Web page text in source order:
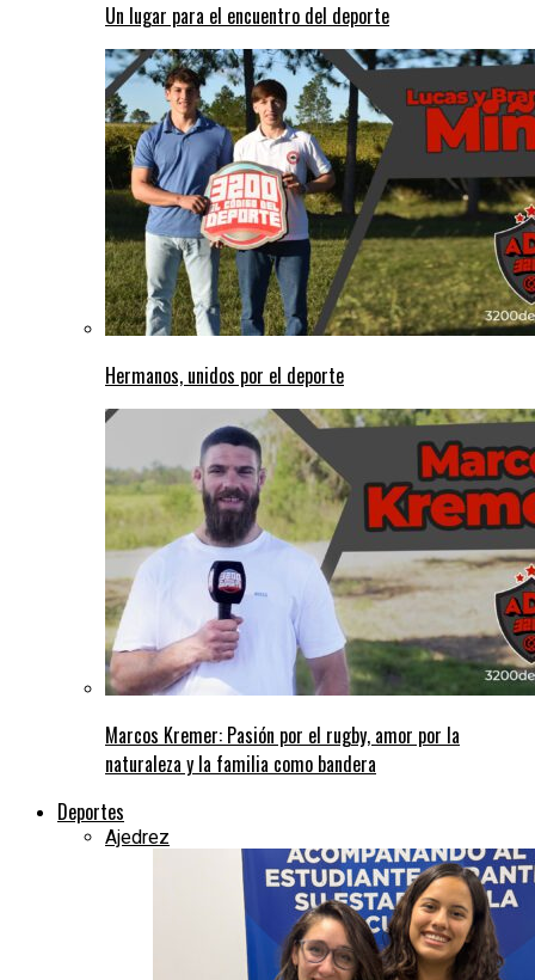
Un lugar para el encuentro del deporte
Hermanos, unidos por el deporte
Marcos Kremer: Pasión por el rugby, amor por la
naturaleza y la familia como bandera
Deportes
Ajedrez